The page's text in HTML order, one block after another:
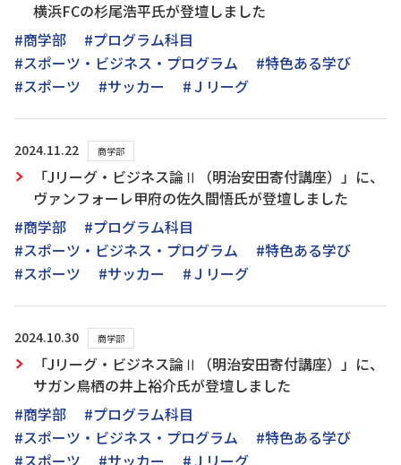
横浜FCの杉尾浩平氏が登壇しました
#商学部
#プログラム科目
#スポーツ・ビジネス・プログラム
#特色ある学び
#スポーツ
#サッカー #Ｊリーグ
2024.11.22 商学部
「Jリーグ・ビジネス論Ⅱ（明治安田寄付講座）」に、
ヴァンフォーレ甲府の佐久間悟氏が登壇しました
#商学部
#プログラム科目
#スポーツ・ビジネス・プログラム
#特色ある学び
#スポーツ
#サッカー #Ｊリーグ
2024.10.30 商学部
「Jリーグ・ビジネス論Ⅱ（明治安田寄付講座）」に、
サガン鳥栖の井上裕介氏が登壇しました
#商学部
#プログラム科目
#スポーツ・ビジネス・プログラム
#特色ある学び
#スポーツ
#サッカー #Ｊリーグ